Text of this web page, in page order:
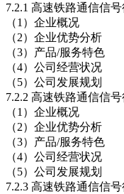
7.2.1 高速铁路通信信
（1）企业概况
（2）企业优势分析
（3）产品/服务特色
（4）公司经营状况
（5）公司发展规划
7.2.2 高速铁路通信信
（1）企业概况
（2）企业优势分析
（3）产品/服务特色
（4）公司经营状况
（5）公司发展规划
7.2.3 高速铁路通信信